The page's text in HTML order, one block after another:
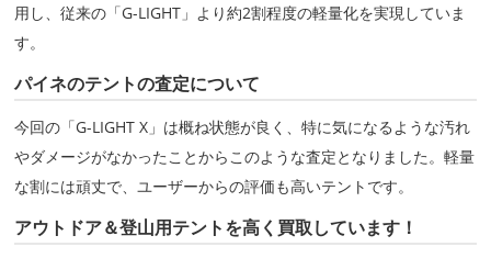
用し、従来の「G-LIGHT」より約2割程度の軽量化を実現していま
す。
パイネのテントの査定について
今回の「G-LIGHT X」は概ね状態が良く、特に気になるような汚れ
やダメージがなかったことからこのような査定となりました。軽量
な割には頑丈で、ユーザーからの評価も高いテントです。
アウトドア＆登山用テントを高く買取しています！